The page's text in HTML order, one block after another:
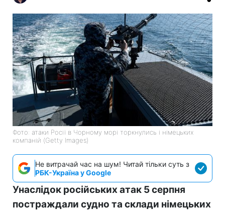
Фото: атаки Росії в Чорному морі торкнулись і німецьких
компаній (Getty Images)
Не витрачай час на шум! Читай тільки суть з
РБК-Україна у Google
Унаслідок російських атак 5 серпня
постраждали судно та склади німецьких